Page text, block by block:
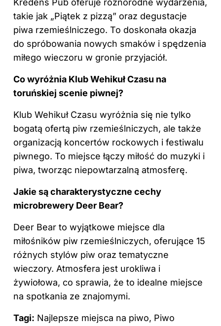
Kredens Pub oferuje różnorodne wydarzenia,
takie jak „Piątek z pizzą” oraz degustacje
piwa rzemieślniczego. To doskonała okazja
do spróbowania nowych smaków i spędzenia
miłego wieczoru w gronie przyjaciół.
Co wyróżnia Klub Wehikuł Czasu na
toruńskiej scenie piwnej?
Klub Wehikuł Czasu wyróżnia się nie tylko
bogatą ofertą piw rzemieślniczych, ale także
organizacją koncertów rockowych i festiwalu
piwnego. To miejsce łączy miłość do muzyki i
piwa, tworząc niepowtarzalną atmosferę.
Jakie są charakterystyczne cechy
microbrewery Deer Bear?
Deer Bear to wyjątkowe miejsce dla
miłośników piw rzemieślniczych, oferujące 15
różnych stylów piw oraz tematyczne
wieczory. Atmosfera jest urokliwa i
żywiołowa, co sprawia, że to idealne miejsce
na spotkania ze znajomymi.
Tagi: Najlepsze miejsca na piwo, Piwo